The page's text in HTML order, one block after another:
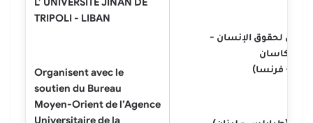
TRIPOLI - LIBAN
Organisent avec le
soutien du Bureau
Moyen-Orient de l’Agence
Universitaire de la
لحقوق الإنسان -
كاسان
- فرنسا)